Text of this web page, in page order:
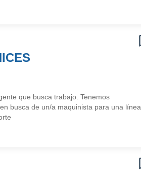
que busca trabajo. Tenemos
busca de un/a maquinista para una línea